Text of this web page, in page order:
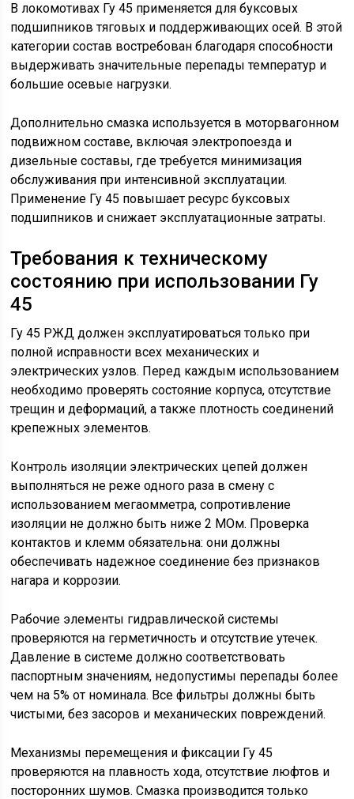
В локомотивах Гу 45 применяется для буксовых
подшипников тяговых и поддерживающих осей. В этой
категории состав востребован благодаря способности
выдерживать значительные перепады температур и
большие осевые нагрузки.
Дополнительно смазка используется в моторвагонном
подвижном составе, включая электропоезда и
дизельные составы, где требуется минимизация
обслуживания при интенсивной эксплуатации.
Применение Гу 45 повышает ресурс буксовых
подшипников и снижает эксплуатационные затраты.
Требования к техническому
состоянию при использовании Гу
45
Гу 45 РЖД должен эксплуатироваться только при
полной исправности всех механических и
электрических узлов. Перед каждым использованием
необходимо проверять состояние корпуса, отсутствие
трещин и деформаций, а также плотность соединений
крепежных элементов.
Контроль изоляции электрических цепей должен
выполняться не реже одного раза в смену с
использованием мегаомметра, сопротивление
изоляции не должно быть ниже 2 МОм. Проверка
контактов и клемм обязательна: они должны
обеспечивать надежное соединение без признаков
нагара и коррозии.
Рабочие элементы гидравлической системы
проверяются на герметичность и отсутствие утечек.
Давление в системе должно соответствовать
паспортным значениям, недопустимы перепады более
чем на 5% от номинала. Все фильтры должны быть
чистыми, без засоров и механических повреждений.
Механизмы перемещения и фиксации Гу 45
проверяются на плавность хода, отсутствие люфтов и
посторонних шумов. Смазка производится только